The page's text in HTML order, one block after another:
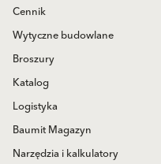
Cennik
Wytyczne budowlane
Broszury
Katalog
Logistyka
Baumit Magazyn
Narzędzia i kalkulatory